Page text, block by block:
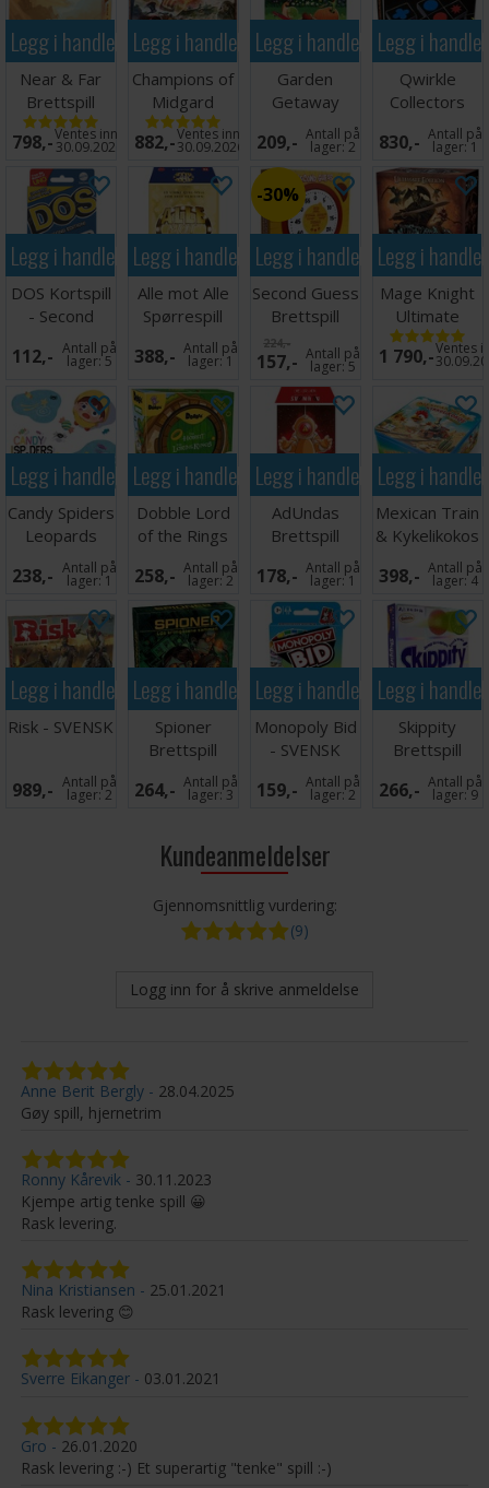
Legg i handlekurven
Near & Far
Brettspill
798,-Ventes inn
30.09.2026
Legg i handlekurven
Champions of
Midgard
Brettspill
882,-Ventes inn
30.09.2026
Legg i handlekurven
Garden
Getaway
Brettspill
209,- Antall på
lager:2
Legg i
Qwirkle
Collectors
Edition
Brettspill
830,- Antall på
lager:1
Legg i handlekurven
DOS Kortspill
- Second
Edition
112,- Antall på
lager:5
Legg i handlekurven
Alle mot Alle
Spørrespill
388,- Antall på
lager:1
Legg i handlekurven
30%
Second Guess
Brettspill
224,-
157,- Antall på
lager:5
Legg i
Mage Knight
Ultimate
Edition
Brettspill
1 790,-Ventes
Legg i handlekurven
Candy Spiders
Leopards
Brettspill
238,- Antall på
lager:1
Legg i handlekurven
Dobble Lord
of the Rings
Brettspill
258,- Antall på
lager:2
Legg i handlekurven
AdUndas
Brettspill
178,- Antall på
lager:1
Legg i
Mexican Train
& Kykelikokos
Domino
398,- Antall på
lager:4
Legg i handlekurven
Risk - SVENSK
989,- Antall på
lager:2
Legg i handlekurven
Spioner
Brettspill
264,- Antall på
lager:3
Legg i handlekurven
Monopoly Bid
- SVENSK
159,- Antall på
lager:2
Legg i
Skippity
Brettspill
266,- Antall på
lager:9
Kundeanmeldelser
Gjennomsnittlig vurdering:
(9)
Logg inn for å skrive anmeldelse
Anne Berit Bergly
28.04.2025
Gøy spill, hjernetrim
Ronny Kårevik
30.11.2023
Kjempe artig tenke spill 😀
Rask levering.
Nina Kristiansen
25.01.2021
Rask levering 😊
Sverre Eikanger 03.01.2021
Gro
26.01.2020
Rask levering :-) Et superartig "tenke" spill :-)